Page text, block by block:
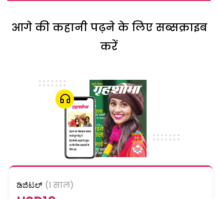
आगे की कहानी पढ़ने के लिए सब्सक्राइब
करें
ಡಿಜಿಟಲ್ (1 साल)